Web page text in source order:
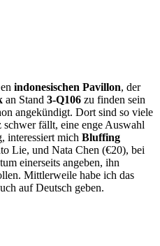
indonesischen Pavillon, der
an Stand 3-Q106 zu finden sein
angekündigt. Dort sind so viele
schwer fällt, eine enge Auswahl
interessiert mich Bluffing
Lie, und Nata Chen (€20), bei
einerseits angeben, ihn
Mittlerweile habe ich das
auf Deutsch geben.